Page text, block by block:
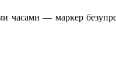
— маркер